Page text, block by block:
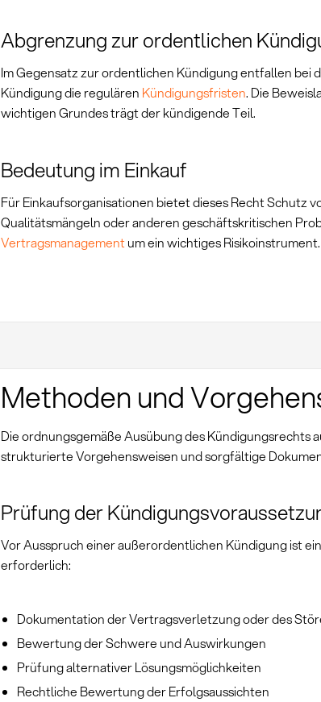
Abgrenzung zur ordentlichen
Im Gegensatz zur ordentlichen Kündigung entfallen bei
Kündigung die regulären Kündigungsfristen. Die
wichtigen Grundes trägt der kündigende Teil.
Bedeutung im Einkauf
Für Einkaufsorganisationen bietet dieses Recht Schutz
Qualitätsmängeln oder anderen geschäftskritischen
Vertragsmanagement um ein wichtiges Risikoinstrument.
Methoden und
Die ordnungsgemäße Ausübung des Kündigungsrechts
strukturierte Vorgehensweisen und sorgfältige
Prüfung der
Vor Ausspruch einer außerordentlichen Kündigung ist
erforderlich:
Dokumentation der Vertragsverletzung oder des
Bewertung der Schwere und Auswirkungen
Prüfung alternativer Lösungsmöglichkeiten
Rechtliche Bewertung der Erfolgsaussichten